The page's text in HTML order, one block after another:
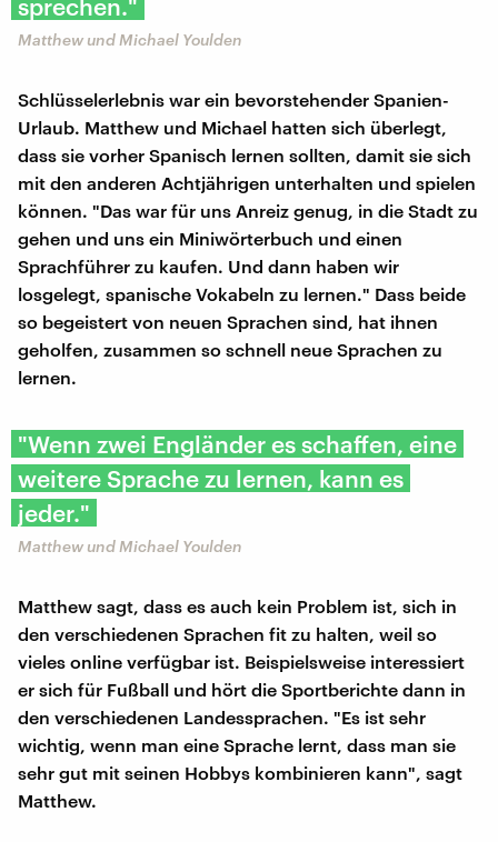
sprechen."
Matthew und Michael Youlden
Schlüsselerlebnis war ein bevorstehender Spanien-
Urlaub. Matthew und Michael hatten sich überlegt,
dass sie vorher Spanisch lernen sollten, damit sie sich
mit den anderen Achtjährigen unterhalten und spielen
können. "Das war für uns Anreiz genug, in die Stadt zu
gehen und uns ein Miniwörterbuch und einen
Sprachführer zu kaufen. Und dann haben wir
losgelegt, spanische Vokabeln zu lernen." Dass beide
so begeistert von neuen Sprachen sind, hat ihnen
geholfen, zusammen so schnell neue Sprachen zu
lernen.
"Wenn zwei Engländer es schaffen, eine
weitere Sprache zu lernen, kann es
jeder."
Matthew und Michael Youlden
Matthew sagt, dass es auch kein Problem ist, sich in
den verschiedenen Sprachen fit zu halten, weil so
vieles online verfügbar ist. Beispielsweise interessiert
er sich für Fußball und hört die Sportberichte dann in
den verschiedenen Landessprachen. "Es ist sehr
wichtig, wenn man eine Sprache lernt, dass man sie
sehr gut mit seinen Hobbys kombinieren kann", sagt
Matthew.